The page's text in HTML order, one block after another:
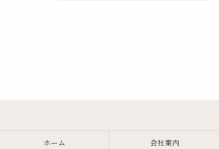
ホーム 会社案内